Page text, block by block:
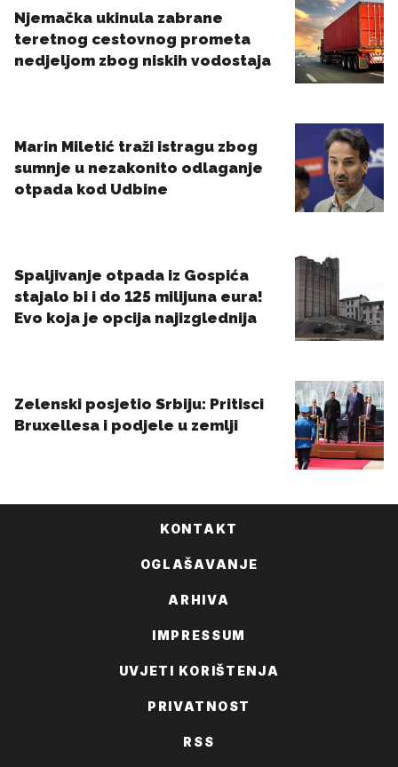
KONTAKT
OGLAŠAVANJE
ARHIVA
IMPRESSUM
UVJETI KORIŠTENJA
PRIVATNOST
RSS